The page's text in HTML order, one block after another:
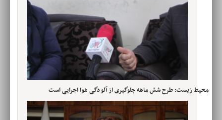
محیط زیست: طرح شش ماهه جلوگیری از آلودگی هوا اجرایی است